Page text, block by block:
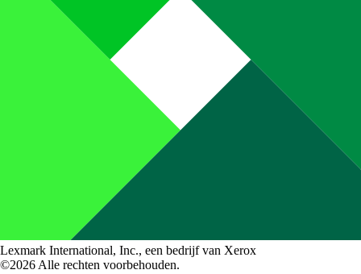
Lexmark International, Inc., een bedrijf van Xerox
©2026 Alle rechten voorbehouden.